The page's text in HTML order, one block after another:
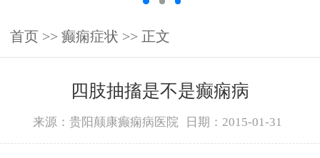
首页 >> 癫痫症状 >> 正文
四肢抽搐是不是癫痫病
来源：贵阳颠康癫痫病医院 日期：2015-01-31